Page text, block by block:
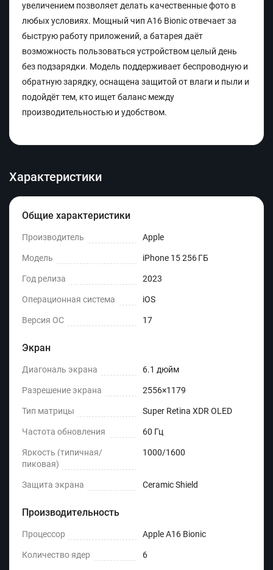
увеличением позволяет делать качественные фото в
любых условиях. Мощный чип A16 Bionic отвечает за
быструю работу приложений, а батарея даёт
возможность пользоваться устройством целый день
без подзарядки. Модель поддерживает беспроводную и
обратную зарядку, оснащена защитой от влаги и пыли и
подойдёт тем, кто ищет баланс между
производительностью и удобством.
Характеристики
Общие характеристики
Производитель Apple
Модель iPhone 15 256 ГБ
Год релиза 2023
Операционная система iOS
Версия ОС 17
Экран
Диагональ экрана 6.1 дюйм
Разрешение экрана 2556×1179
Тип матрицы Super Retina XDR OLED
Частота обновления 60 Гц
Яркость (типичная/
пиковая)
1000/1600
Защита экрана Ceramic Shield
Производительность
Процессор Apple A16 Bionic
Количество ядер 6